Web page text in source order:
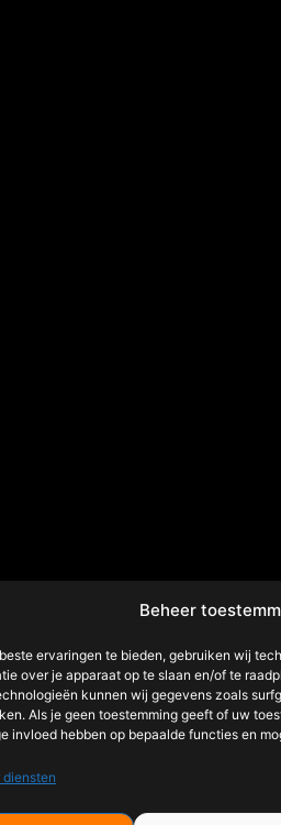
Beheer
ervaringen te bieden, gebruiken wij
over je apparaat op te slaan en/of te
kunnen wij gegevens zoals
Als je geen toestemming geeft of uw
invloed hebben op bepaalde functies en
diensten